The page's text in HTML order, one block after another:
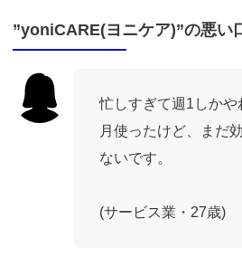
”yoniCARE(ヨニケア)”の悪い
忙しすぎて週1しかや
月使ったけど、まだ
ないです。
(サービス業・27歳)